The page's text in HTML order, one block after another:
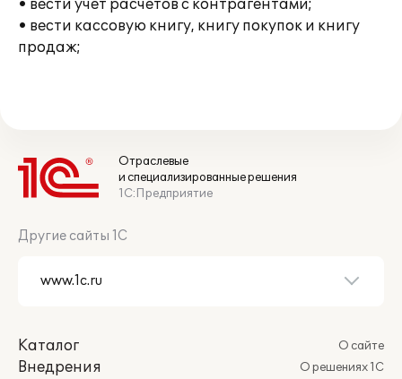
• вести учет расчетов с контрагентами;
• вести кассовую книгу, книгу покупок и книгу
продаж;
Отраслевые
и специализированные решения
1С:Предприятие
Другие сайты 1С
Каталог
Внедрения
О сайте
О решениях 1С